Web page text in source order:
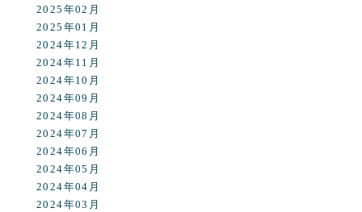
2025年02月
2025年01月
2024年12月
2024年11月
2024年10月
2024年09月
2024年08月
2024年07月
2024年06月
2024年05月
2024年04月
2024年03月